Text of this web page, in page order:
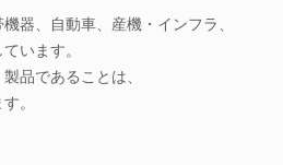
器、自動車、産機・インフラ、
います。
品であることは、
。